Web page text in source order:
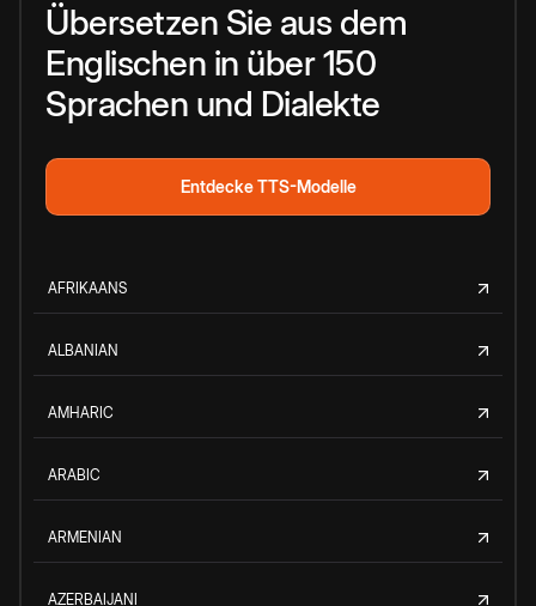
Übersetzen Sie aus dem
Englischen in über 150
Sprachen und Dialekte
Entdecke TTS-Modelle
AFRIKAANS
ALBANIAN
AMHARIC
ARABIC
ARMENIAN
AZERBAIJANI